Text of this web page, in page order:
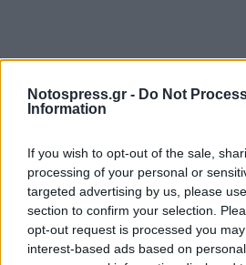
Notospress.gr - Do Not
Information
If you wish to opt-out of the sale,
processing of your personal or
targeted advertising by us, please
section to confirm your selection.
opt-out request is processed you
interest-based ads based on